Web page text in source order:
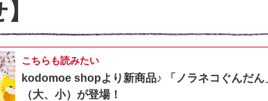
こちらも読みたい
kodomoe shopより新商品♪ 「ノラネコぐんだん
（大、小）が登場！